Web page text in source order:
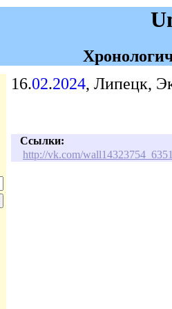
16.02.2024, Липецк,
Ссылки:
http://vk.com/